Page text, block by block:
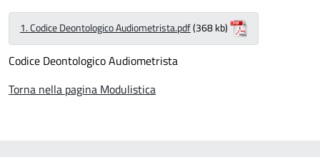
1. Codice Deontologico Audiometrista.pdf(368 kb)
Codice Deontologico Audiometrista
Torna nella pagina Modulistica